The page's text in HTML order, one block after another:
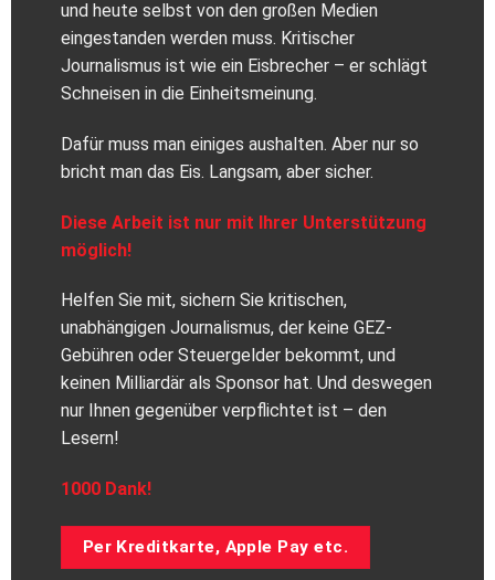
und heute selbst von den großen Medien
eingestanden werden muss. Kritischer
Journalismus ist wie ein Eisbrecher – er schlägt
Schneisen in die Einheitsmeinung.
Dafür muss man einiges aushalten. Aber nur so
bricht man das Eis. Langsam, aber sicher.
Diese Arbeit ist nur mit Ihrer Unterstützung
möglich!
Helfen Sie mit, sichern Sie kritischen,
unabhängigen Journalismus, der keine GEZ-
Gebühren oder Steuergelder bekommt, und
keinen Milliardär als Sponsor hat. Und deswegen
nur Ihnen gegenüber verpflichtet ist – den
Lesern!
1000 Dank!
Per Kreditkarte, Apple Pay etc.